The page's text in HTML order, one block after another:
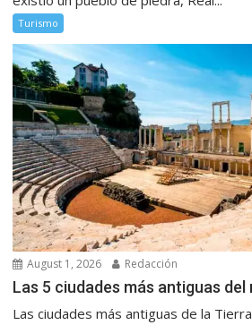
Turismo
August 1, 2026 Redacción
Las 5 ciudades más antiguas del
Las ciudades más antiguas de la